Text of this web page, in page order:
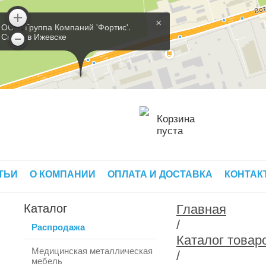
×
ООО 'Группа Компаний 'Фортис'.
Склад в Ижевске
Корзина
пуста
О КОМПАНИИ ОПЛАТА И ДОСТАВКА
Каталог
Распродажа
Медицинская металлическая
мебель
Главная
/
Каталог
/